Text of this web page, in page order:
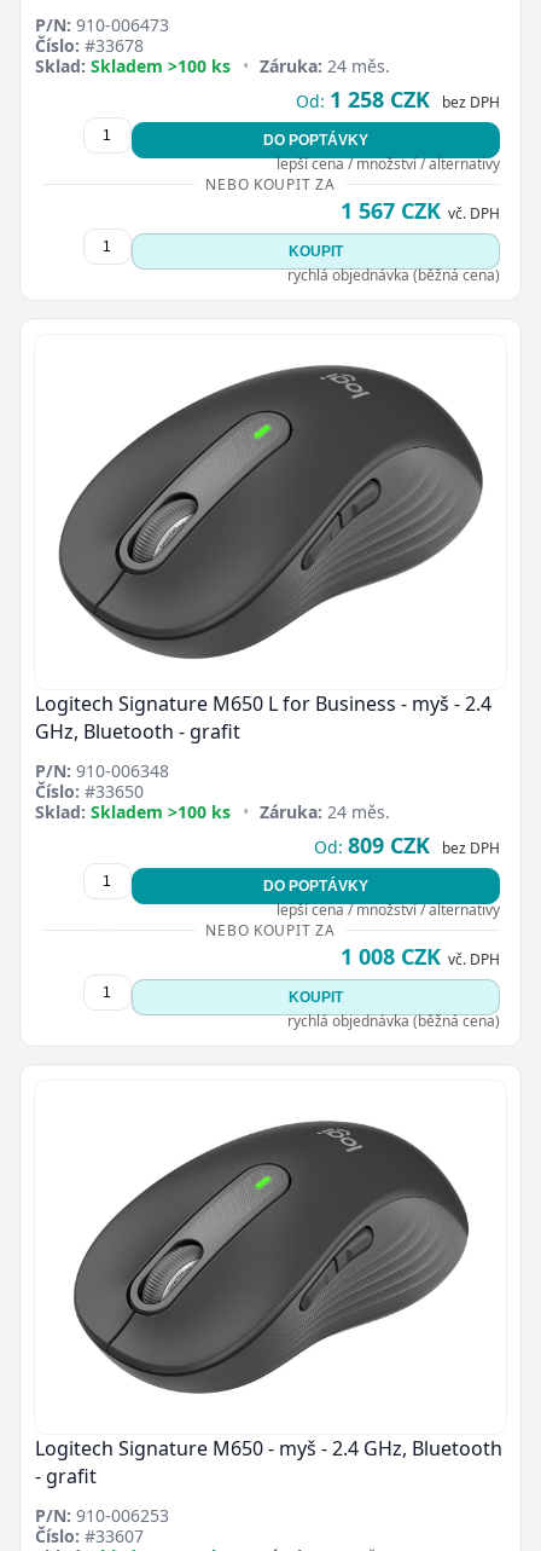
P/N: 910-006473
Číslo: #33678
Sklad: Skladem >100 ks • Záruka: 24 měs.
Od: 1 258 CZK bez DPH
DO POPTÁVKY
lepší cena / množství / alternativy
NEBO KOUPIT ZA
1 567 CZK vč. DPH
KOUPIT
rychlá objednávka (běžná cena)
Logitech Signature M650 L for Business - myš - 2.4
GHz, Bluetooth - grafit
P/N: 910-006348
Číslo: #33650
Sklad: Skladem >100 ks • Záruka: 24 měs.
Od: 809 CZK bez DPH
DO POPTÁVKY
lepší cena / množství / alternativy
NEBO KOUPIT ZA
1 008 CZK vč. DPH
KOUPIT
rychlá objednávka (běžná cena)
Logitech Signature M650 - myš - 2.4 GHz, Bluetooth
- grafit
P/N: 910-006253
Číslo: #33607